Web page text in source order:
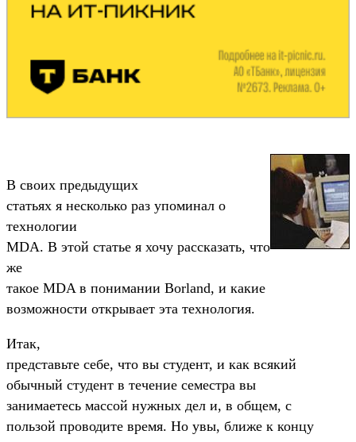
В своих предыдущих
статьях я несколько раз упоминал о
технологии
MDA. В этой статье я хочу рассказать, что
же
такое MDA в понимании Borland, и какие
возможности открывает эта технология.
Итак,
представьте себе, что вы студент, и как всякий
обычный студент в течение семестра вы
занимаетесь массой нужных дел и, в общем, с
пользой проводите время. Но увы, ближе к концу